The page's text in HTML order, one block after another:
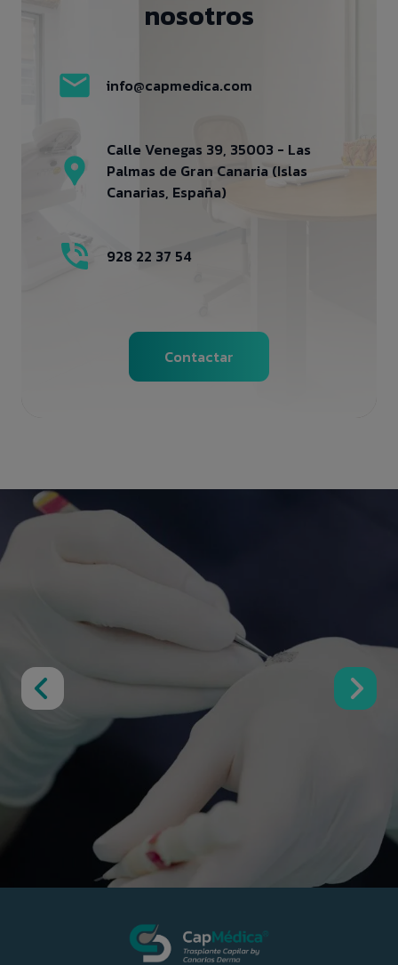
nosotros
info@capmedica.com
Calle Venegas 39, 35003 - Las
Palmas de Gran Canaria (Islas
Canarias, España)
928 22 37 54
Contactar